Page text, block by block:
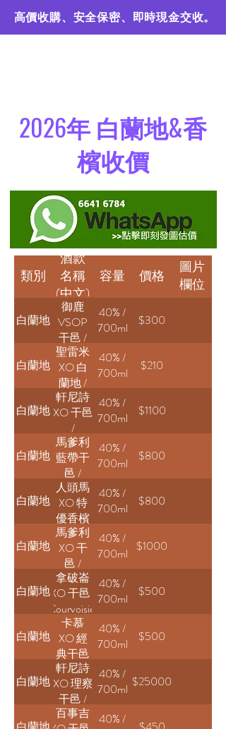
高價收購、安全保密、即時現金交收。
2026年 白蘭地&香
檳收價
類別
酒款
名稱
(中文)
容量 價格
圖片
欄位
白蘭地
御鹿
VSOP
干邑 /
Hine
Rare
VSOP
Cognac
40% /
700ml
$300
白蘭地
聖雷米
XO 白
蘭地 /
St-
Rémy
XO
Brandy
40% /
700ml
$210
白蘭地
軒尼詩
XO 干邑
/
Hennessy
X.O
Cognac
40% /
700ml
$1100
白蘭地
馬爹利
藍帶干
邑 /
Martell
Cordon
Bleu
40% /
700ml
$800
白蘭地
人頭馬
XO 特
優香檳
干邑 /
Remy
Martin
X.O
40% /
700ml
$800
白蘭地
馬爹利
XO 干
邑 /
Martell
X.O
Cognac
40% /
700ml
$1000
白蘭地
拿破崙
XO 干邑 /
Courvoisier
X.O
Cognac
40% /
700ml
$500
白蘭地
卡慕
XO 經
典干邑
/ Camus
X.O
Intensity
40% /
700ml
$500
白蘭地
軒尼詩
XO 理察
干邑 /
hennessy
40% /
700ml $25000
百事吉 40% /